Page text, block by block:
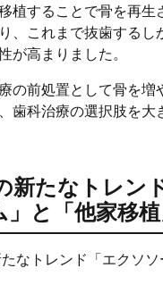
植することで骨を再生
、これまで抜歯するし
が高まりました。
の前処置として骨を増
歯科治療の選択肢を大
新たなトレン
と「他家移植